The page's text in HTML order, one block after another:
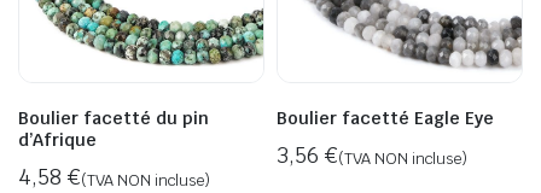
Boulier facetté du pin
d’Afrique
4,58 €(TVA NON incluse)
Boulier facetté Eagle Eye
3,56 €(TVA NON incluse)